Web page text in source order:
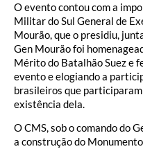
O evento contou com a
Militar do Sul General de
Mourão, que o presidiu,
Gen Mourão foi
Mérito do Batalhão Suez e
evento e elogiando a
brasileiros que
existência dela.
O CMS, sob o comando do
a construção do Monumento